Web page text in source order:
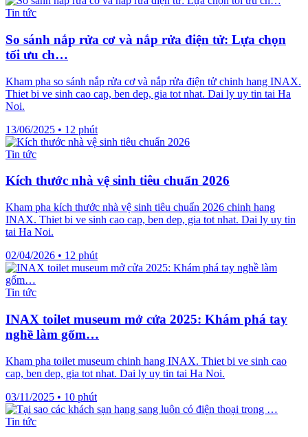
Tin tức
So sánh nắp rửa cơ và nắp rửa điện tử: Lựa chọn
tối ưu ch…
Kham pha so sánh nắp rửa cơ và nắp rửa điện tử chinh hang INAX.
Thiet bi ve sinh cao cap, ben dep, gia tot nhat. Dai ly uy tin tai Ha
Noi.
13/06/2025 • 12 phút
Tin tức
Kích thước nhà vệ sinh tiêu chuẩn 2026
Kham pha kích thước nhà vệ sinh tiêu chuẩn 2026 chinh hang
INAX. Thiet bi ve sinh cao cap, ben dep, gia tot nhat. Dai ly uy tin
tai Ha Noi.
02/04/2026 • 12 phút
Tin tức
INAX toilet museum mở cửa 2025: Khám phá tay
nghề làm gốm…
Kham pha toilet museum chinh hang INAX. Thiet bi ve sinh cao
cap, ben dep, gia tot nhat. Dai ly uy tin tai Ha Noi.
03/11/2025 • 10 phút
Tin tức